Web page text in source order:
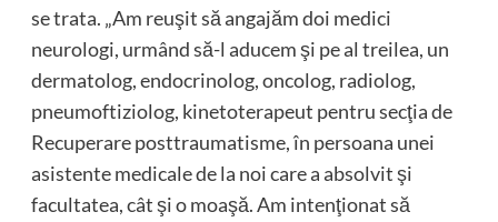
se trata. „Am reuşit să angajăm doi medici
neurologi, urmând să-l aducem şi pe al treilea, un
dermatolog, endocrinolog, oncolog, radiolog,
pneumoftiziolog, kinetoterapeut pentru secţia de
Recuperare posttraumatisme, în persoana unei
asistente medicale de la noi care a absolvit şi
facultatea, cât şi o moaşă. Am intenţionat să